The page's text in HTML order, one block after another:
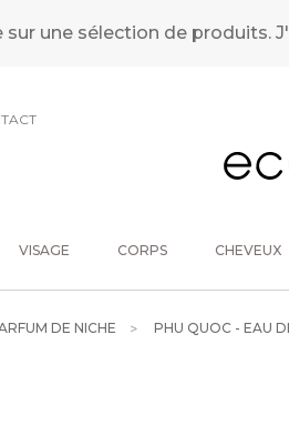
sur une sélection de produits.
VISAGE CORPS CHEVEUX
DE NICHE PHU QUOC - EAU